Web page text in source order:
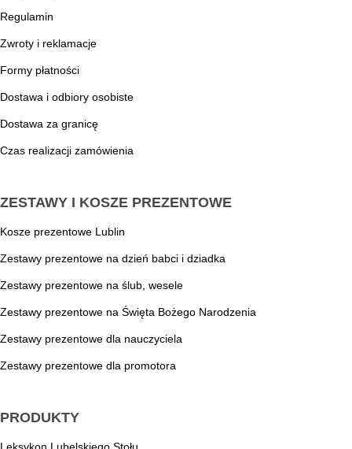
Regulamin
Zwroty i reklamacje
Formy płatności
Dostawa i odbiory osobiste
Dostawa za granicę
Czas realizacji zamówienia
ZESTAWY I KOSZE PREZENTOWE
Kosze prezentowe Lublin
Zestawy prezentowe na dzień babci i dziadka
Zestawy prezentowe na ślub, wesele
Zestawy prezentowe na Święta Bożego Narodzenia
Zestawy prezentowe dla nauczyciela
Zestawy prezentowe dla promotora
PRODUKTY